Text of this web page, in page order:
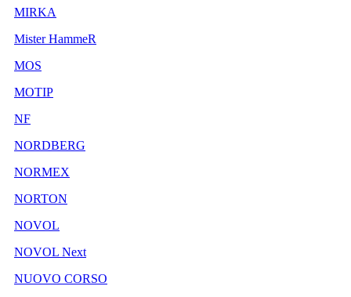
MIRKA
Mister HammeR
MOS
MOTIP
NF
NORDBERG
NORMEX
NORTON
NOVOL
NOVOL Next
NUOVO CORSO